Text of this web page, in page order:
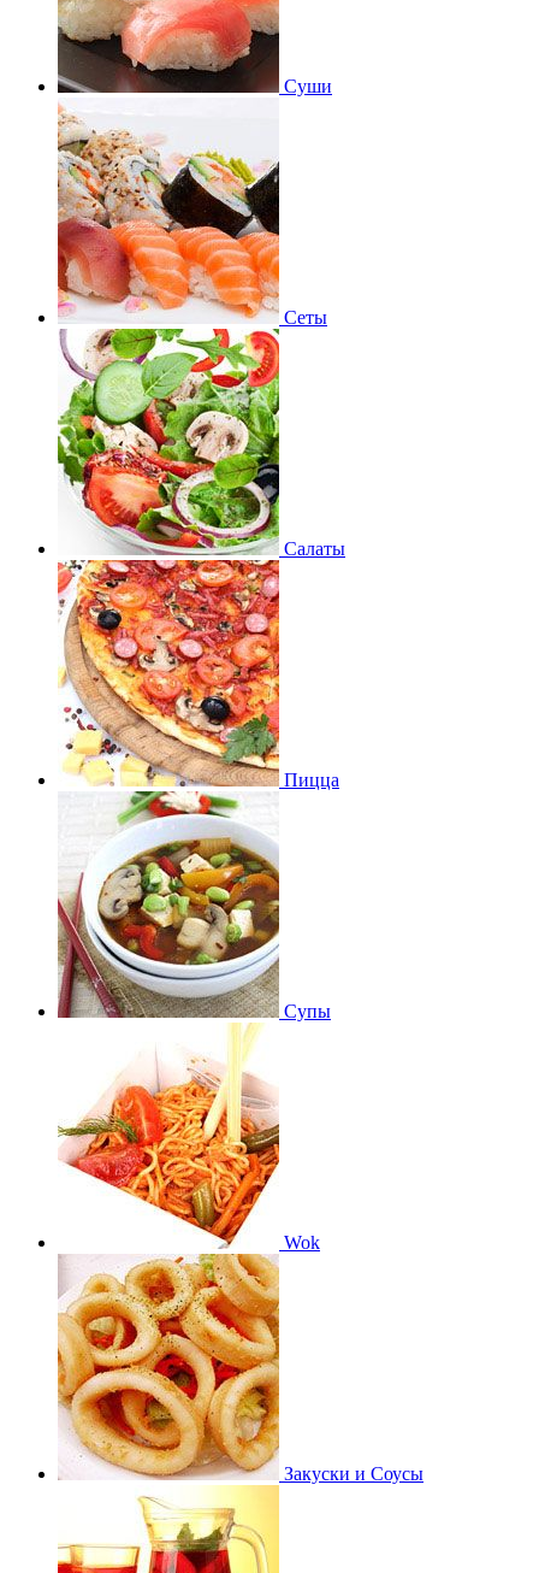
Суши
Сеты
Салаты
Пицца
Супы
Wok
Закуски и Соусы